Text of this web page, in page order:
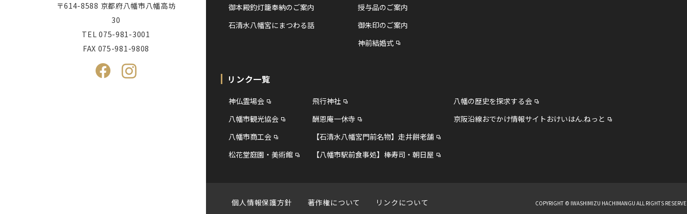
〒614-8588 京都府八幡市八幡高坊
30
TEL075-981-3001
FAX 075-981-9808
御本殿釣灯籠奉納のご案内
石清水八幡宮にまつわる話
授与品のご案内
御朱印のご案内
神前結婚式
リンク一覧
神仏霊場会
八幡市観光協会
八幡市商工会
松花堂庭園・美術館
飛行神社
酬恩庵一休寺
【石清水八幡宮門前名物】走井餅老舗
【八幡市駅前食事処】棒寿司・朝日屋
八幡の歴史を探求する会
京阪沿線おでかけ情報サイトおけいはん.ねっと
個人情報保護方針 著作権について リンクについて COPYRIGHT © IWASHIMIZU HACHIMANGU ALL RIGHTS